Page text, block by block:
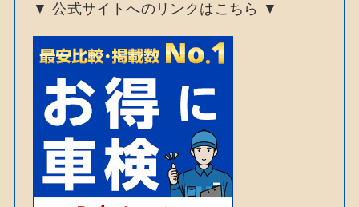
▼ 公式サイトへのリンクはこちら ▼